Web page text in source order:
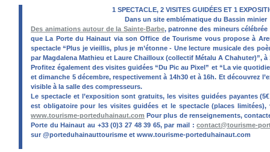
1 SPECTACLE, 2 VISITES GUIDÉES ET 1
Dans un site emblématique du Bassin minier
Des animations autour de la Sainte-Barbe, patronne des mineurs célébrée
que La Porte du Hainaut via son Office de Tourisme vous propose à
spectacle “Plus je vieillis, plus je m’étonne - Une lecture musicale des
par Magdalena Mathieu et Laure Chailloux (collectif Métalu A Chahuter)”, à
Profitez également des visites guidées “Du Pic au Pixel” et “La vie
et dimanche 5 décembre, respectivement à 14h30 et à 16h. Et découvrez
visible à la salle des compresseurs.
Le spectacle et l’exposition sont gratuits, les visites guidées payantes
est obligatoire pour les visites guidées et le spectacle (places
www.tourisme-porteduhainaut.com Pour plus de renseignements,
Porte du Hainaut au +33 (0)3 27 48 39 65, par mail :contact@tourisme-
sur @porteduhainauttourisme et www.tourisme-porteduhainaut.com